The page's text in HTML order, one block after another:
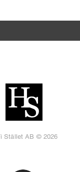
Stället AB © 2026